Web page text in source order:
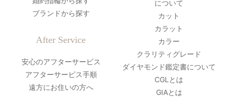
ブランドから探す
After Service
安心のアフターサービス
アフターサービス手順
遠方にお住いの方へ
について
カット
カラット
カラー
クラリティグレード
ダイヤモンド鑑定書について
CGLとは
GIAとは